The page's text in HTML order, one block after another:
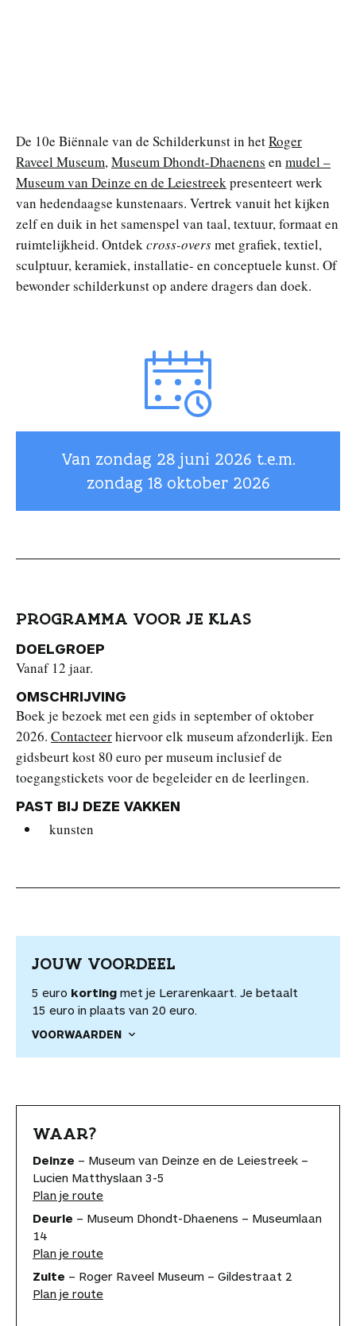
De 10e Biënnale van de Schilderkunst in hetRoger
Raveel Museum,Museum Dhondt-Dhaenens en mudel –
Museum van Deinze en de Leiestreekpresenteert werk
van hedendaagse kunstenaars. Vertrek vanuit het kijken
zelf en duik in het samenspel van taal, textuur, formaat en
ruimtelijkheid. Ontdekcross-oversmet grafiek, textiel,
sculptuur, keramiek, installatie- en conceptuele kunst. Of
bewonder schilderkunst op andere dragers dan doek.
Van zondag 28 juni 2026 t.e.m.
zondag 18 oktober 2026
PROGRAMMA VOOR JE KLAS
DOELGROEP
Vanaf 12 jaar.
OMSCHRIJVING
Boek je bezoek met een gids in september of oktober
2026. Contacteerhiervoor elk museum afzonderlijk. Een
gidsbeurt kost 80 euro per museum inclusief de
toegangstickets voor de begeleider en de leerlingen.
PAST BIJ DEZE VAKKEN
kunsten
JOUW VOORDEEL
5 euro korting met je Lerarenkaart. Je betaalt
15 euro in plaats van 20 euro.
VOORWAARDEN
WAAR?
Deinze – Museum van Deinze en de Leiestreek –
Lucien Matthyslaan 3-5
Plan je route
Deurle – Museum Dhondt-Dhaenens – Museumlaan
14
Plan je route
Zulte – Roger Raveel Museum – Gildestraat 2
Plan je route